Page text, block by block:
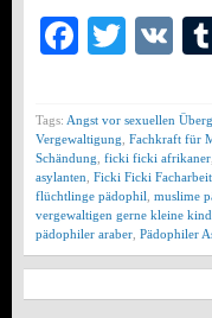
VK
Tags: Angst vor sexuellen
Vergewaltigung Fachkraft für
Schändung ficki ficki afrikaner
asylanten Ficki Ficki
flüchtlinge pädophil muslime
vergewaltigen gerne kleine
pädophiler araber Pädophiler